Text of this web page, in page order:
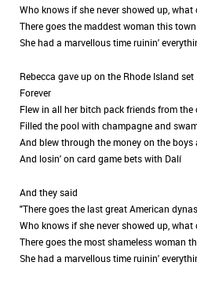
Who knows if she never showed up, what
There goes the maddest woman this town
She had a marvellous time ruinin'
Rebecca gave up on the Rhode Island set
Forever
Flew in all her bitch pack friends from the
Filled the pool with champagne and
And blew through the money on the boys
And losin' on card game bets with Dalí
And they said
"There goes the last great American
Who knows if she never showed up, what
There goes the most shameless woman
She had a marvellous time ruinin'